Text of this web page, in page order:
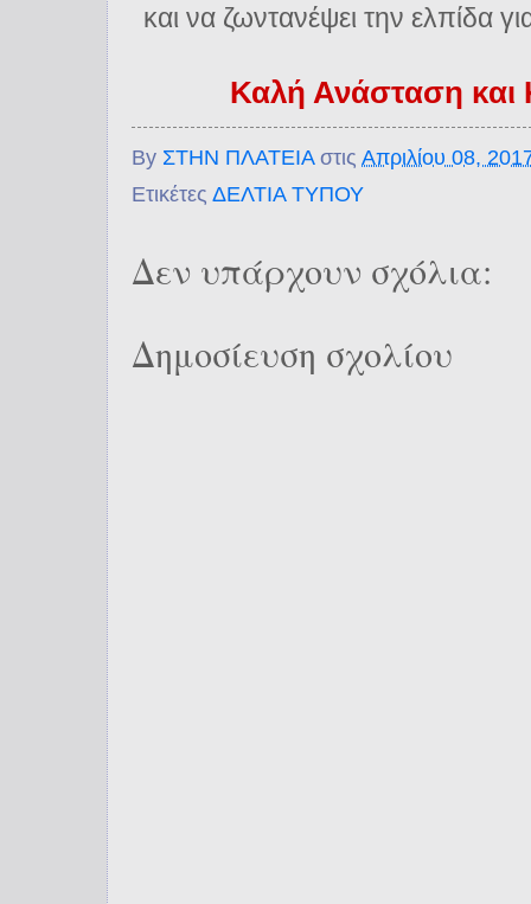
και να ζωντανέψει την ελπίδα
Καλή Ανάσταση
By ΣΤΗΝ ΠΛΑΤΕΙΑ στις Απριλίου 08,
Ετικέτες ΔΕΛΤΙΑ ΤΥΠΟΥ
Δεν υπάρχουν σχόλια:
Δημοσίευση σχολίου